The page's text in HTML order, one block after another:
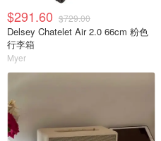
$291.60 $729.00
Delsey Chatelet Air 2.0 66cm 粉色
行李箱
Myer